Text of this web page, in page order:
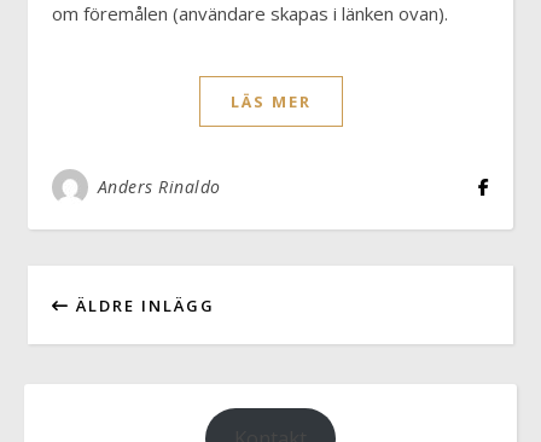
om föremålen (användare skapas i länken ovan).
LÄS MER
Anders Rinaldo
ÄLDRE INLÄGG